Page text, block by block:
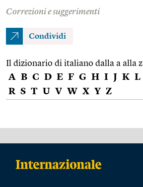
Correzioni e suggerimenti
Condividi
Il dizionario di italiano dalla a alla z
A B C D E F G H I J K L
R S T U V W X Y Z